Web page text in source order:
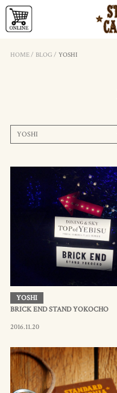
HOME/ BLOG / YOSHI
YOSHI
YOSHI
BRICK END STAND YOKOCHO
2016.11.20